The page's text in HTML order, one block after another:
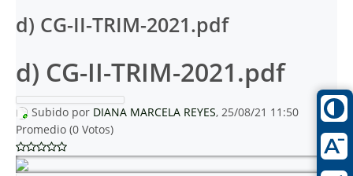
d) CG-II-TRIM-2021.pdf
d) CG-II-TRIM-2021.pdf
Subido por DIANA MARCELA REYES, 25/08/21 11:50
Promedio (0 Votos)